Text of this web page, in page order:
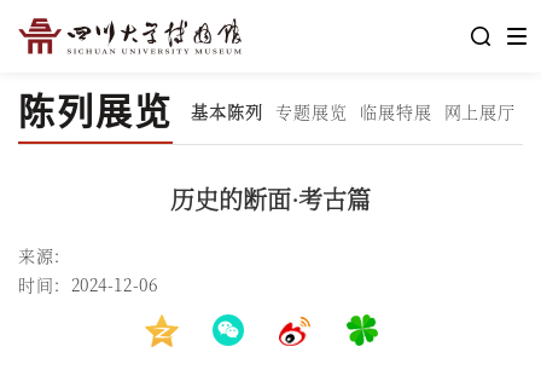
陈列展览 基本陈列 专题展览 临展特展 网上展厅
历史的断面·考古篇
来源：
时间：2024-12-06